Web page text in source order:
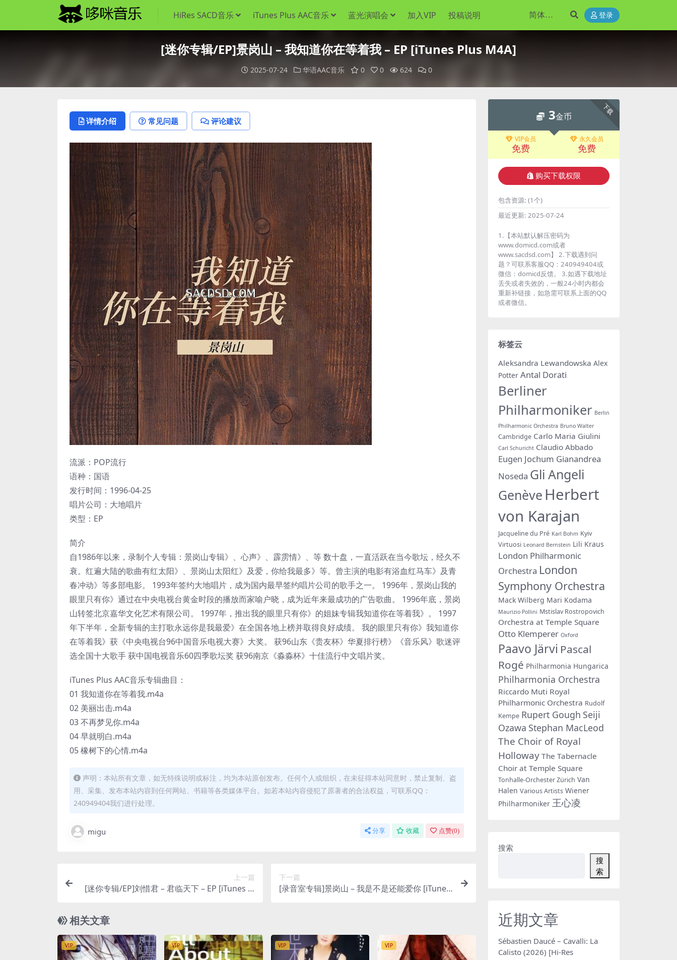
HiRes SACD音乐 iTunes Plus AAC音乐 蓝光演唱会 加入VIP 投稿说明 登录
[迷你专辑/EP]景岗山 – 我知道你在等着我 – EP [iTunes Plus M4A]
2025-07-24 华语AAC音乐 0 0 624 0
详情介绍 常见问题 评论建议
流派：POP流行
语种：国语
发行时间：1996-04-25
唱片公司：大地唱片
类型：EP
简介
自1986年以来，录制个人专辑：景岗山专辑》、心声》、霹雳情》、等 数十盘，一直活跃在当今歌坛，经久不
衰。红遍大陆的歌曲有红太阳》、景岗山太阳红》及爱，你给我最多》等。曾主演的电影有浴血红马车》及青
春冲动》等多部电影。 1993年签约大地唱片，成为国内最早签约唱片公司的歌手之一。 1996年，景岗山我的
眼里只有你》通过在中央电视台黄金时段的播放而家喻户晓，成为近年来最成功的广告歌曲。 1996年底，景岗
山转签北京嘉华文化艺术有限公司。 1997年，推出我的眼里只有你》的姐妹专辑我知道你在等着我》。 1997
年下半年，全新专辑的主打歌永远你是我最爱》在全国各地上榜并取得良好成绩。 我的眼里只有你》我知道你
在等着我》获《中央电视台96中国音乐电视大赛》大奖。 获96山东《贵友杯》华夏排行榜》《音乐风》歌迷评
选全国十大歌手 获中国电视音乐60四季歌坛奖 获96南京《淼淼杯》十佳流行中文唱片奖。
iTunes Plus AAC音乐专辑曲目：
01 我知道你在等着我.m4a
02 美丽出击.m4a
03 不再梦见你.m4a
04 早就明白.m4a
05 橡树下的心情.m4a
声明：本站所有文章，如无特殊说明或标注，均为本站原创发布。任何个人或组织，在未征得本站同意时，禁止复制、盗
用、采集、发布本站内容到任何网站、书籍等各类媒体平台。如若本站内容侵犯了原著者的合法权益，可联系QQ：
240949404我们进行处理。
migu 分享 收藏 点赞(0)
上一篇
[迷你专辑/EP]刘惜君 – 君临天下 – EP [iTunes Pl
下一篇
[录音室专辑]景岗山 – 我是不是还能爱你 [iTunes
相关文章
VIP VIP VIP VIP
下载
3金币
VIP会员
免费
永久会员
免费
购买下载权限
包含资源: (1个)
最近更新: 2025-07-24
1.【本站默认解压密码为
www.domicd.com或者
www.sacdsd.com】 2.下载遇到问
题？可联系客服QQ：240949404或
微信：domicd反馈。 3.如遇下载地址
丢失或者失效的，一般24小时内都会
重新补链接，如急需可联系上面的QQ
或者微信。
标签云
Aleksandra Lewandowska Alex
Potter Antal Dorati
Berliner
Philharmoniker Berlin
Philharmonic Orchestra Bruno Walter
Cambridge Carlo Maria Giulini
Carl Schuricht Claudio Abbado
Eugen Jochum Gianandrea
Noseda Gli Angeli
Genève Herbert
von Karajan
Jacqueline du Pré Karl Bohm Kyiv
Virtuosi Leonard Bernstein Lili Kraus
London Philharmonic
Orchestra London
Symphony Orchestra
Mack Wilberg Mari Kodama
Maurizio Pollini Mstislav Rostropovich
Orchestra at Temple Square
Otto Klemperer Oxford
Paavo Järvi Pascal
Rogé Philharmonia Hungarica
Philharmonia Orchestra
Riccardo Muti Royal
Philharmonic Orchestra Rudolf
Kempe Rupert Gough Seiji
Ozawa Stephan MacLeod
The Choir of Royal
Holloway The Tabernacle
Choir at Temple Square
Tonhalle-Orchester Zürich Van
Halen Various Artists Wiener
Philharmoniker 王心凌
搜索
搜
索
近期文章
Sébastien Daucé – Cavalli: La
Calisto (2026) [Hi-Res